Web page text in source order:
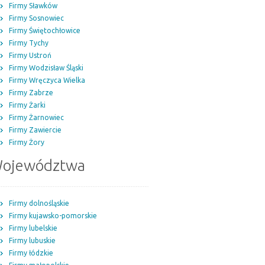
Firmy Sławków
Firmy Sosnowiec
Firmy Świętochłowice
Firmy Tychy
Firmy Ustroń
Firmy Wodzisław Śląski
Firmy Wręczyca Wielka
Firmy Zabrze
Firmy Żarki
Firmy Żarnowiec
Firmy Zawiercie
Firmy Żory
Firmy dolnośląskie
Firmy kujawsko-pomorskie
Firmy lubelskie
Firmy lubuskie
Firmy łódzkie